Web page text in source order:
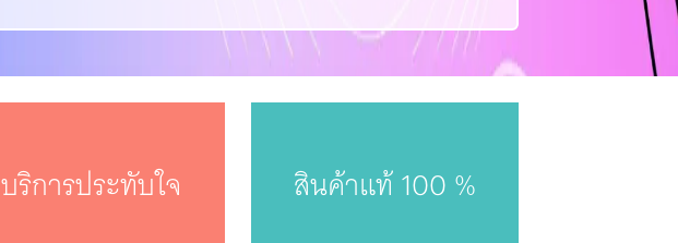
บริการประทับใจ สินค้าแท้ 100 %